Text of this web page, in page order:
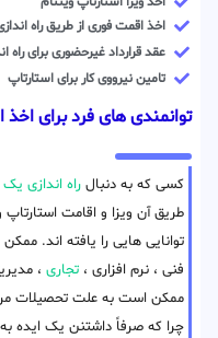
اخذ اقمت فوری از طریق راه
عقد قرارداد غیرحضوری برای راه
تامین نیرووی کار برای استارتاپ
توانمندی های فرد برای اخذ
کسی که به دنبال راه اندازی
طریق آن ویزا و اقامت استارتاپ
توانایی هایی را یافته اند.
فنی ، نرم افزاری ، تجاری ،
ممکن است به علت تحصیلات
چرا که صرفاً داشتنن یک ایده